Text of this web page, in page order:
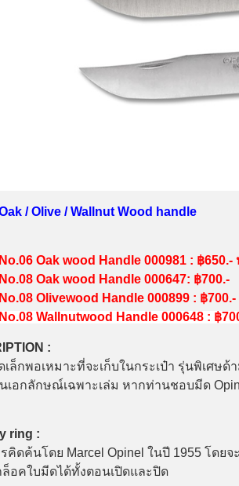
/ Olive / Wallnut Wood handle
Oak wood Handle 000981 : ฿650.-
Oak wood Handle 000647: ฿700.-
Olivewood Handle 000899 : ฿
Wallnutwood Handle 000648 : ฿
:
ล็กพอเหมาะที่จะเก็บในกระเป๋า รุ่นพิเศษ
เอกลักษณ์เฉพาะเล่ม หากท่านชอบมีด
ring :
คิดค้นโดย Marcel Opinel ในปี 1955 โดย
อคใบมีดได้ทั้งตอนเปิดและปิด